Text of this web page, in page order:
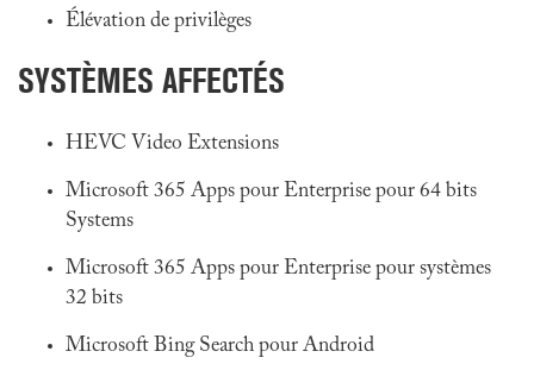
Élévation de privilèges
SYSTÈMES AFFECTÉS
HEVC Video Extensions
Microsoft 365 Apps pour Enterprise pour 64 bits
Systems
Microsoft 365 Apps pour Enterprise pour systèmes
32 bits
Microsoft Bing Search pour Android